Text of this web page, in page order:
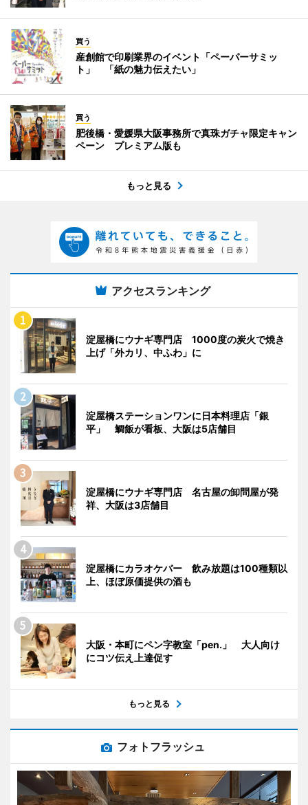
買う
産創館で印刷業界のイベント「ペーパーサミッ
ト」 「紙の魅力伝えたい」
買う
肥後橋・愛媛県大阪事務所で真珠ガチャ限定キャン
ペーン プレミアム版も
もっと見る
アクセスランキング
淀屋橋にウナギ専門店 1000度の炭火で焼き
上げ「外カリ、中ふわ」に
淀屋橋ステーションワンに日本料理店「銀
平」 鯛飯が看板、大阪は5店舗目
淀屋橋にウナギ専門店 名古屋の卸問屋が発
祥、大阪は3店舗目
淀屋橋にカラオケバー 飲み放題は100種類以
上、ほぼ原価提供の酒も
大阪・本町にペン字教室「pen.」 大人向け
にコツ伝え上達促す
もっと見る
フォトフラッシュ